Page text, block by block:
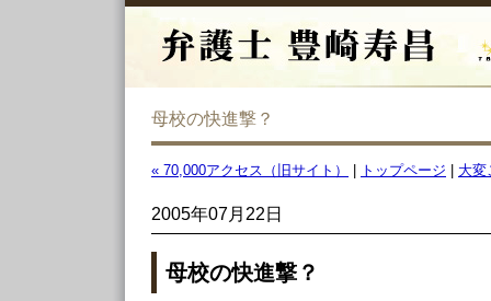
母校の快進撃？
« 70,000アクセス（旧サイト） トップページ 大変
2005年07月22日
母校の快進撃？